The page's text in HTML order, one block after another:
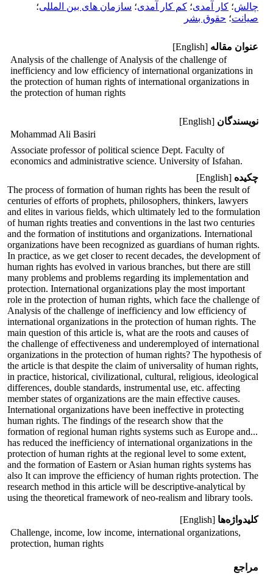
چالش؛ کار آمدی؛ کم کار آمدی؛ سازمان های بین المللی؛
صیانت؛ حقوق بشر
عنوان مقاله [English]
Analysis of the challenge of Analysis of the challenge of
inefficiency and low efficiency of international organizations in
the protection of human rights of international organizations in
the protection of human rights
نویسندگان [English]
Mohammad Ali Basiri
Associate professor of political science Dept. Faculty of
economics and administrative science. University of Isfahan.
چکیده [English]
The process of formation of human rights has been the result of
centuries of efforts of prophets, philosophers, thinkers, lawyers
and elites in various fields, which ultimately led to the formulation
of human rights treaties and conventions in the last two centuries
and the formation of institutions and organizations. International
organizations have been recognized as guardians of human rights.
In practice, as we get closer to recent decades, the development of
human rights has evolved in various branches, but there are still
many problems and problems regarding its implementation and
protection. International organizations play the most important
role in the protection of human rights, which face the challenge of
Analysis of the challenge of inefficiency and low efficiency of
international organizations in the protection of human rights. The
main question of this article is, what are the roots and causes of
the challenge of effectiveness and underemployed of international
organizations in the protection of human rights? The hypothesis of
the article is that despite the claim of universality of human rights,
in practice, historical, civilizational, cultural, religious, ideological
differences, double standards, instrumental use, etc. affecting
member states of organizations are the main effective causes.
International organizations have been ineffective in protecting
human rights. The findings of the research show that the
formation of regional human rights systems such as Europe and...
has reduced the inefficiency of international organizations in the
protection of human rights at the regional level to some extent,
and the formation of Eastern or Asian human rights systems has
also It can improve the efficiency of human rights protection. The
research method in this article will be descriptive-analytical by
using the theoretical framework of neo-realism and library tools.
کلیدواژه‌ها [English]
Challenge, income, low income, international organizations,
protection, human rights
مراجع